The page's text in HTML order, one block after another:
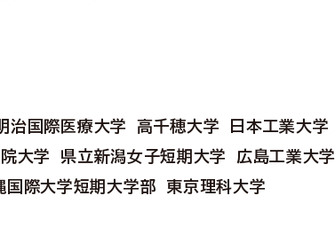
治国際医療大学 高千穂大学
日本工業大学
大学
県立新潟女子短期大学
広島工業大学
国際大学短期大学部
東京理科大学